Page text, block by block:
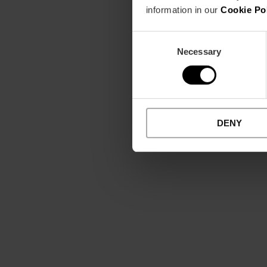
information in our Cookie
Necessary
DENY